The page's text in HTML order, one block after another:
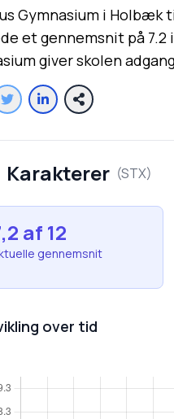
Gymnasium i Holbæk
et gennemsnit på 7.2
giver skolen
Karakterer (STX)
af 12
gennemsnit
over tid